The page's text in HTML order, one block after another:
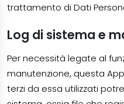
trattamento di Dati
Log di sistema e
Per necessità legate al
manutenzione, questa
terzi da essa utilizzati